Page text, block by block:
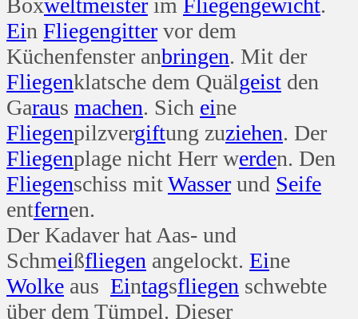
Boxweltmeister im Fliegengewicht.
Ein Fliegengitter vor dem
Küchenfenster anbringen. Mit der
Fliegenklatsche dem Quälgeist den
Garaus machen. Sich eine
Fliegenpilzvergiftung zuziehen. Der
Fliegenplage nicht Herr werden. Den
Fliegenschiss mitWasser und Seife
entfernen.
Der Kadaver hat Aas- und
Schmeißfliegen angelockt. Eine
Wolke aus Eintagsfliegen schwebte
über dem Tümpel. Dieser